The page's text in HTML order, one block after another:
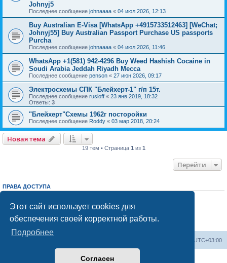
Этот сайт использует cookies для
обеспечения своей корректной работы.
Подробнее
Согласен
Johnyj5
Последнее сообщение johnaaaa « 04 июл 2026, 12:13
Buy Australian E-Visa [WhatsApp +4915733512463] [WeChat;
Johnyj55] Buy Australian Passport Purchase US passports
Purcha
Последнее сообщение johnaaaa « 04 июл 2026, 11:46
WhatsApp +1(581) 942-4296 Buy Weed Hashish Cocaine in
Soudi Arabia Jeddah Riyadh Mecca
Последнее сообщение penson « 27 июн 2026, 09:17
Электросхемы СПК "Блейхерт-1" г/п 15т.
Последнее сообщение rusloff « 23 янв 2019, 18:32
Ответы: 3
"Блейхерт"Схемы 1962г посторойки
Последнее сообщение Roddy « 03 мар 2018, 20:24
Новая тема
19 тем • Страница 1 из 1
Перейти
ПРАВА ДОСТУПА
Выне можетеотвечать на сообщения
Выне можетередактировать свои сообщения
Выне можетеудалять свои сообщения
добавлять вложения
UTC+03:00
Создано на основеphpBB® Forum Software © phpBB Limited